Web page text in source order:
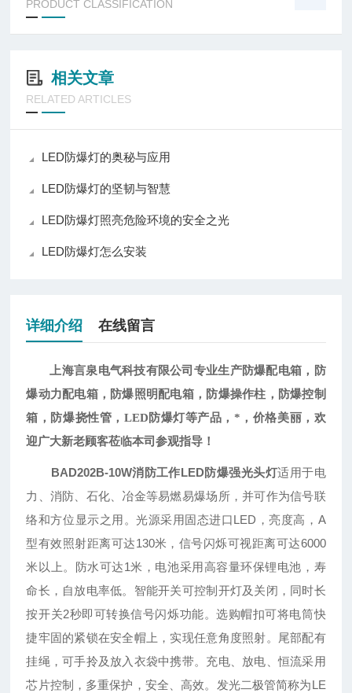
PRODUCT CLASSIFICATION
相关文章
RELATED ARTICLES
LED防爆灯的奥秘与应用
LED防爆灯的坚韧与智慧
LED防爆灯照亮危险环境的安全之光
LED防爆灯怎么安装
详细介绍 在线留言
上海言泉电气科技有限公司专业生产防爆配电箱，防
爆动力配电箱，防爆照明配电箱，防爆操作柱，防爆控制
箱，防爆挠性管， LED防爆灯等产品，*，价格美丽，欢
迎广大新老顾客莅临本司参观指导！
BAD202B-10W消防工作LED防爆强光头灯适用于电
力、消防、石化、冶金等易燃易爆场所，并可作为信号联
络和方位显示之用。光源采用固态进口LED，亮度高，A
型有效照射距离可达130米，信号闪烁可视距离可达6000
米以上。防水可达1米，电池采用高容量环保锂电池，寿
命长，自放电率低。智能开关可控制开灯及关闭，同时长
按开关2秒即可转换信号闪烁功能。选购帽扣可将电筒快
捷牢固的紧锁在安全帽上，实现任意角度照射。尾部配有
挂绳，可手拎及放入衣袋中携带。充电、放电、恒流采用
芯片控制，多重保护，安全、高效。发光二极管简称为LE